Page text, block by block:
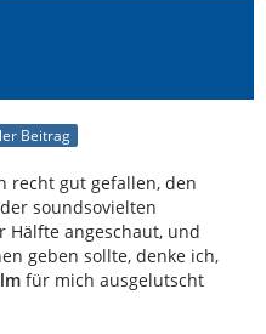
Beitrag
recht gut gefallen, den
soundsovielten
Hälfte angeschaut, und
geben sollte, denke ich,
für mich ausgelutscht